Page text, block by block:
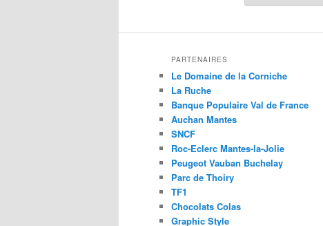
PARTENAIRES
Le Domaine de la Corniche
La Ruche
Banque Populaire Val de France
Auchan Mantes
SNCF
Roc-Eclerc Mantes-la-Jolie
Peugeot Vauban Buchelay
Parc de Thoiry
TF1
Chocolats Colas
Graphic Style